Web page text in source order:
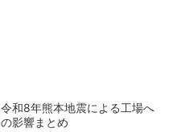
令和8年熊本地震による工場へ
の影響まとめ